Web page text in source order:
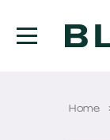
Home